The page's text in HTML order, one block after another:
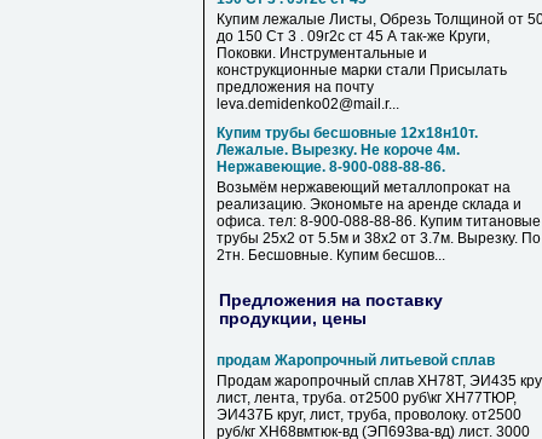
Купим лежалые Листы, Обрезь Толщиной от
до 150 Ст 3 . 09г2с ст 45 А так-же Круги,
Поковки. Инструментальные и
конструкционные марки стали Присылать
предложения на почту
leva.demidenko02@mail.r...
Купим трубы бесшовные 12х18н10т.
Лежалые. Вырезку. Не короче 4м.
Нержавеющие. 8-900-088-88-86.
Возьмём нержавеющий металлопрокат на
реализацию. Экономьте на аренде склада и
офиса. тел: 8-900-088-88-86. Купим титановые
трубы 25х2 от 5.5м и 38х2 от 3.7м. Вырезку. По
2тн. Бесшовные. Купим бесшов...
Предложения на поставку
продукции, цены
продам Жаропрочный литьевой сплав
Продам жаропрочный сплав ХН78Т, ЭИ435
лист, лента, труба. от2500 руб\кг ХН77ТЮР,
ЭИ437Б круг, лист, труба, проволоку. от2500
руб/кг ХН68вмтюк-вд (ЭП693ва-вд) лист. 3000